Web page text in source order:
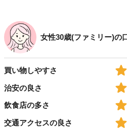
女性30歳(ファミリー)の
買い物しやすさ
治安の良さ
飲食店の多さ
交通アクセスの良さ